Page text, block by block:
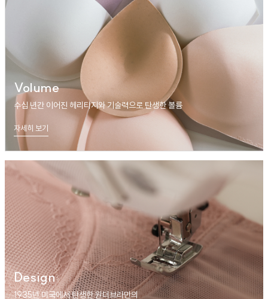
Volume
수십 년간 이어진 헤리티지와 기술력으로 탄생한 볼륨
자세히 보기
Design
1935년 미국에서 탄생한 원더브라만의